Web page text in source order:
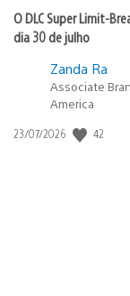
O DLC Super Limit-
dia 30 de julho
Zanda Ra
Associate
America
Data
23/07/2026 42